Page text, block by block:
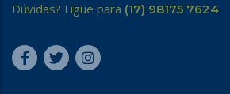
Dúvidas? Ligue para (17) 98175 7624